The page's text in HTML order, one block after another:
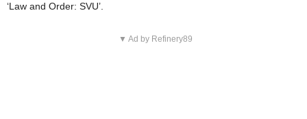
‘Law and Order: SVU’.
▼ Ad by Refinery89